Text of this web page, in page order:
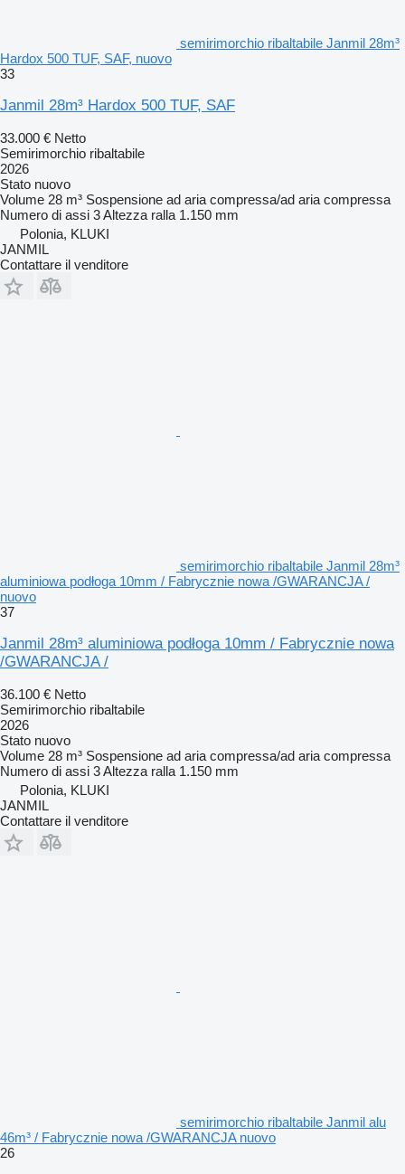
semirimorchio ribaltabile Janmil 28m³
Hardox 500 TUF, SAF, nuovo
33
Janmil 28m³ Hardox 500 TUF, SAF
33.000 € Netto
Semirimorchio ribaltabile
2026
Stato nuovo
Volume 28 m³ Sospensione ad aria compressa/ad aria compressa
Numero di assi 3Altezza ralla 1.150 mm
Polonia, KLUKI
JANMIL
Contattare il venditore
semirimorchio ribaltabile Janmil 28m³
aluminiowa podłoga 10mm / Fabrycznie nowa /GWARANCJA /
nuovo
37
Janmil 28m³ aluminiowa podłoga 10mm / Fabrycznie nowa
/GWARANCJA /
36.100 € Netto
Semirimorchio ribaltabile
2026
Stato nuovo
Volume 28 m³ Sospensione ad aria compressa/ad aria compressa
Numero di assi 3Altezza ralla 1.150 mm
Polonia, KLUKI
JANMIL
Contattare il venditore
semirimorchio ribaltabile Janmil alu
46m³ / Fabrycznie nowa /GWARANCJA nuovo
26